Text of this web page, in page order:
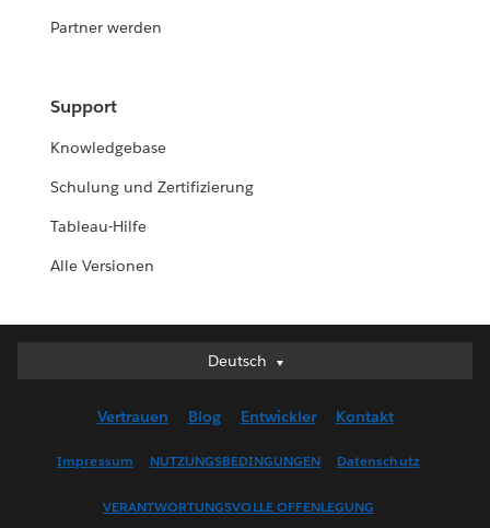
Partner werden
Support
Knowledgebase
Schulung und Zertifizierung
Tableau-Hilfe
Alle Versionen
Deutsch
Deutsch
English (US)
Français (France)
Vertrauen Blog Entwickler Kontakt
Impressum NUTZUNGSBEDINGUNGEN Datenschutz
VERANTWORTUNGSVOLLE OFFENLEGUNG